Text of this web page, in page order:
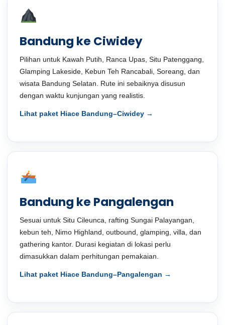
Bandung ke Ciwidey
Pilihan untuk Kawah Putih, Ranca Upas, Situ Patenggang,
Glamping Lakeside, Kebun Teh Rancabali, Soreang, dan
wisata Bandung Selatan. Rute ini sebaiknya disusun
dengan waktu kunjungan yang realistis.
Lihat paket Hiace Bandung–Ciwidey →
Bandung ke Pangalengan
Sesuai untuk Situ Cileunca, rafting Sungai Palayangan,
kebun teh, Nimo Highland, outbound, glamping, villa, dan
gathering kantor. Durasi kegiatan di lokasi perlu
dimasukkan dalam perhitungan pemakaian.
Lihat paket Hiace Bandung–Pangalengan →